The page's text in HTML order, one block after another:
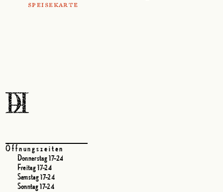
Speisekarte
Öffnungszeiten
       Donnerstag 17–24
       Freitag 17–24
       Samstag 17–24
       Sonntag 17–24